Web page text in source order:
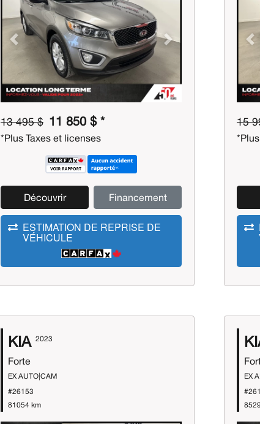
Previous Next
13 495 $ 11 850 $ *
*Plus Taxes et licenses
Découvrir Financement
ESTIMATION DE REPRISE DE
VÉHICULE
15
KIA 2023
Forte
EX AUTO|CAM
#26153
81054 km
EX